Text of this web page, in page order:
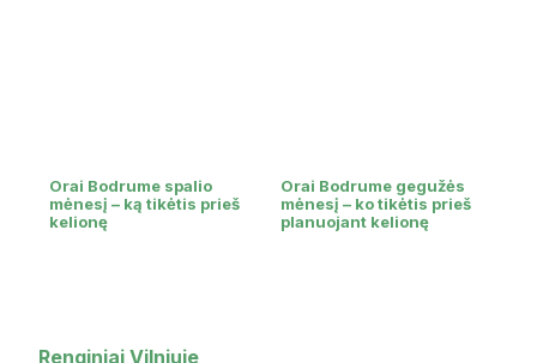
Orai Bodrume spalio
mėnesį – ką tikėtis prieš
kelionę
Orai Bodrume gegužės
mėnesį – ko tikėtis prieš
planuojant kelionę
Renginiai Vilniuje